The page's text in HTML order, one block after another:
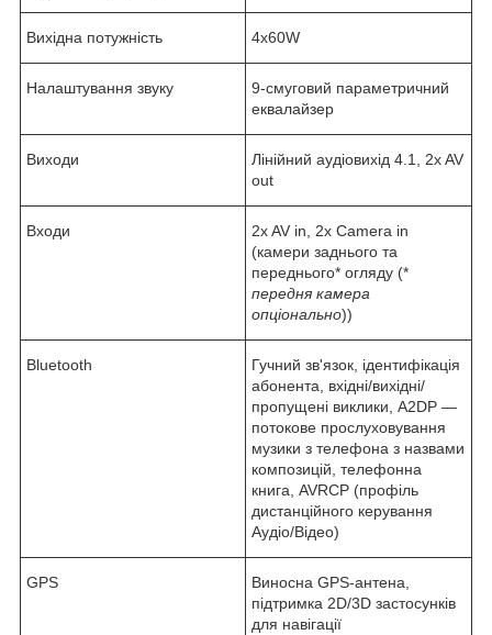
Вихідна потужність 4х60W
Налаштування звуку
9-смуговий параметричний
еквалайзер
Виходи
Лінійний аудіовихід 4.1, 2x AV
out
Входи
2x AV in, 2x Camera in
(камери заднього та
переднього* огляду (*
передня камера
опціонально))
Bluetooth
Гучний зв'язок, ідентифікація
абонента, вхідні/вихідні/
пропущені виклики, A2DP —
потокове прослуховування
музики з телефона з назвами
композицій, телефонна
книга, AVRCP (профіль
дистанційного керування
Аудіо/Відео)
GPS
Виносна GPS-антена,
підтримка 2D/3D застосунків
для навігації